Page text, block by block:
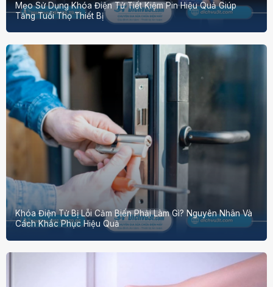
Mẹo Sử Dụng Khóa Điện Tử Tiết Kiệm Pin Hiệu Quả Giúp
Tăng Tuổi Thọ Thiết Bị
Khóa Điện Tử Bị Lỗi Cảm Biến Phải Làm Gì? Nguyên Nhân Và
Cách Khắc Phục Hiệu Quả